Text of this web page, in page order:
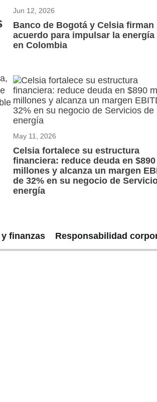
Jun 12, 2026
Banco de Bogotá y Celsia firman
acuerdo para impulsar la energía
en Colombia
May 11, 2026
Celsia fortalece su estructura
financiera: reduce deuda en
millones y alcanza un margen
de 32% en su negocio de
energía
ﬁnanzas Responsabilidad